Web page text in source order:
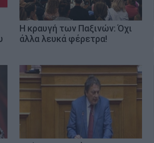
Η κραυγή των Παξινών: Όχι
άλλα λευκά φέρετρα!